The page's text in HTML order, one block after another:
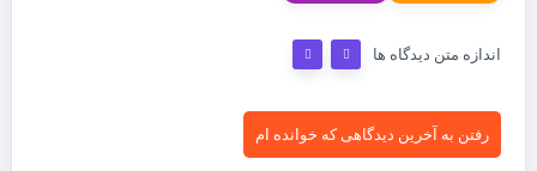
اندازه متن دیدگاه ها
رفتن به آخرین دیدگاهی که خوانده ام